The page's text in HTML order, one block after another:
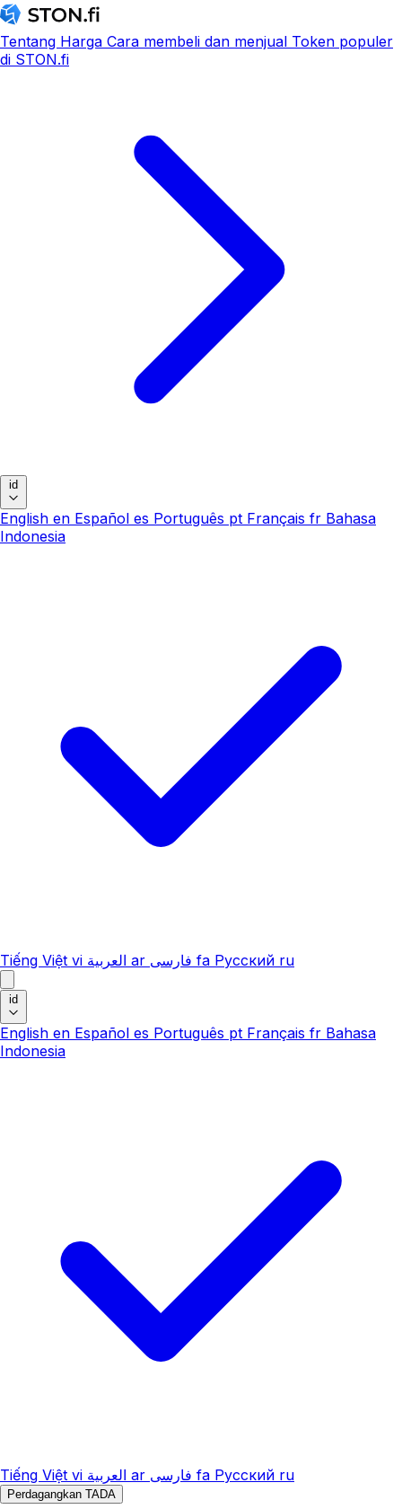
Tentang Harga Cara membeli dan menjual Token populer
di STON.fi
id
English en Español es Português pt Français fr Bahasa
Indonesia
Tiếng Việt vi العربية ar فارسی fa Русский ru
id
English en Español es Português pt Français fr Bahasa
Indonesia
Tiếng Việt vi العربية ar فارسی fa Русский ru
Perdagangkan TADA